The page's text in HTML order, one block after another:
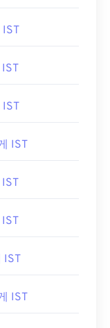
IST
IST
IST
IST
IST
IST
IST
IST